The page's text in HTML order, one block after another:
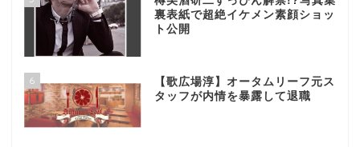
裏表紙で超絶イケメン素顔ショッ
ト公開
6
【歌広場淳】オータムリーフ元ス
タッフが内情を暴露して退職